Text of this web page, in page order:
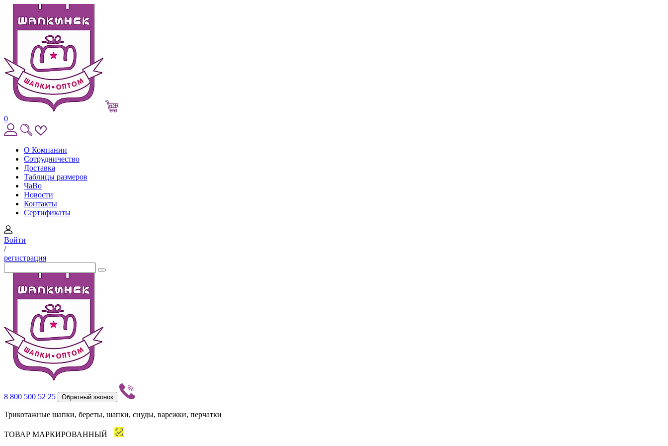
0
О Компании
Сотрудничество
Доставка
Таблицы размеров
ЧаВо
Новости
Контакты
Сертификаты
Войти
/
регистрация
8 800 500 52 25 Обратный звонок
Трикотажные шапки, береты, шапки, снуды, варежки, перчатки
ТОВАР МАРКИРОВАННЫЙ